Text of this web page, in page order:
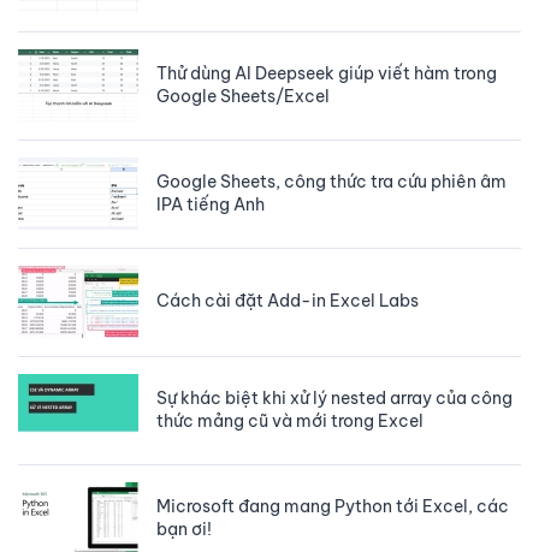
Thử dùng AI Deepseek giúp viết hàm trong
Google Sheets/Excel
Google Sheets, công thức tra cứu phiên âm
IPA tiếng Anh
Cách cài đặt Add-in Excel Labs
Sự khác biệt khi xử lý nested array của công
thức mảng cũ và mới trong Excel
Microsoft đang mang Python tới Excel, các
bạn ơi!